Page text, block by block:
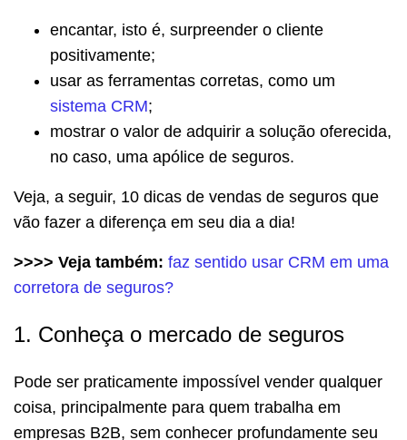
encantar, isto é, surpreender o cliente
positivamente;
usar as ferramentas corretas, como um
sistema CRM;
mostrar o valor de adquirir a solução oferecida,
no caso, uma apólice de seguros.
Veja, a seguir, 10 dicas de vendas de seguros que
vão fazer a diferença em seu dia a dia!
>>>> Veja também: faz sentido usar CRM em uma
corretora de seguros?
1. Conheça o mercado de seguros
Pode ser praticamente impossível vender qualquer
coisa, principalmente para quem trabalha em
empresas B2B, sem conhecer profundamente seu